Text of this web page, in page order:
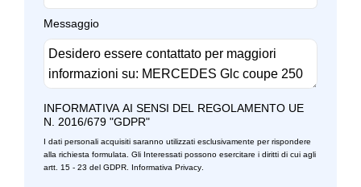
Sistema di frenata anti collisione
Sistema di protezione urto pedoni
Sospensioni attive
Specchietti retrovisori elettrici
Telecamera posteriore
Messaggio
INFORMATIVA AI SENSI DEL REGOLAMENTO UE
N. 2016/679 "GDPR"
I dati personali acquisiti saranno utilizzati esclusivamente per rispondere
alla richiesta formulata. Gli Interessati possono esercitare i diritti di cui agli
artt. 15 - 23 del GDPR.
Informativa Privacy.